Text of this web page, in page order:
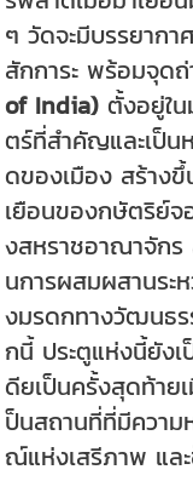
ๆ วัดจะมีบรรยาก
สักการะ พร้อมจุด
of India)ตั้งอยู่ใ
ตร์ที่สำคัญและเป็น
ดของเมือง สร้างขึ้
เยือนของกษัตริย์จ
งสหราชอาณาจักร
นการผสมผสานระ
งมรดกทางวัฒนธ
กนี้ ประตูแห่งนี้ยัง
ดียเป็นครั้งสุดท้ายเ
ป็นสถานที่ที่มีความ
ณ์แห่งเสรีภาพ แล